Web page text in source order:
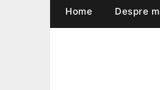
Home Despre